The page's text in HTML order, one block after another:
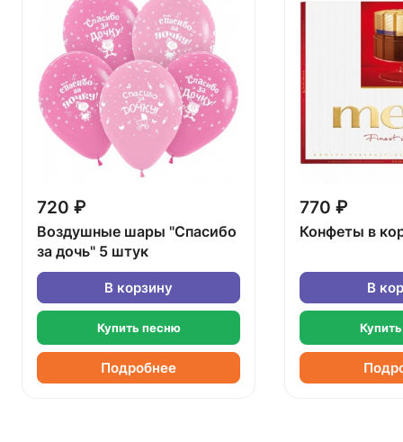
720 ₽
Воздушные шары "Спасибо
за дочь" 5 штук
В корзину
Купить песню
Подробнее
770 ₽
Конфеты в
В